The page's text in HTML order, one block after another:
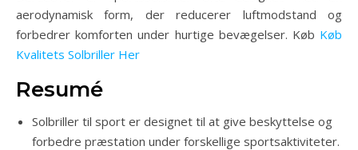
aerodynamisk form, der reducerer luftmodstand og
forbedrer komforten under hurtige bevægelser. Køb Køb
Kvalitets Solbriller Her
Resumé
Solbriller til sport er designet til at give beskyttelse og
forbedre præstation under forskellige sportsaktiviteter.